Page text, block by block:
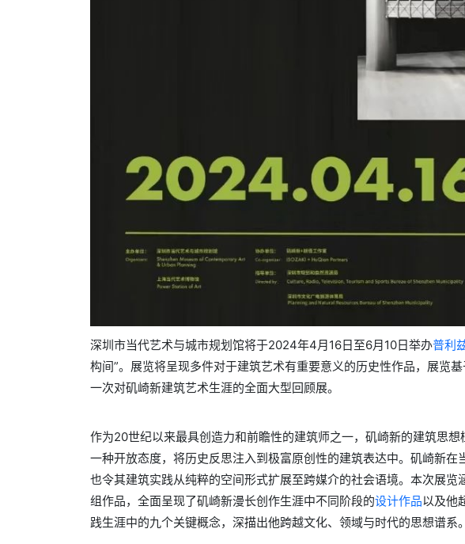
深圳市当代艺术与城市规划馆将于2024年4月16日至6月10日举办普利
构间”。展览将呈现多件对于建筑艺术有重要意义的历史性作品，展览
一次对矶崎新建筑艺术生涯的全面大型回顾展。
作为20世纪以来最具创造力和前瞻性的建筑师之一，矶崎新的建筑思
一种开放态度，将历史反思注入到极富原创性的建筑表达中。矶崎新在
也令其建筑实践从纯粹的空间形式扩展至跨媒介的社会语境。本次展
组作品，全面呈现了矶崎新漫长创作生涯中不同阶段的设计作品以及他
践生涯中的九个关键概念，深描出他跨越文化、领域与时代的思想谱系。